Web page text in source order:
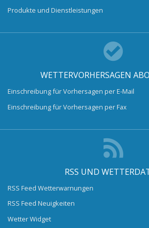
Produkte und Dienstleistungen
WETTERVORHERSAGEN
Einschreibung für Vorhersagen per E-Mail
Einschreibung für Vorhersagen per Fax
RSS UND
RSS Feed Wetterwarnungen
RSS Feed Neuigkeiten
Wetter Widget